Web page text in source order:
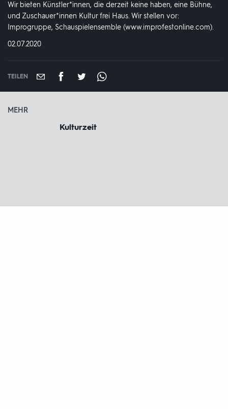
Wir bieten Künstler*innen, die derzeit keine haben, eine Bühne,
und Zuschauer*innen Kultur frei Haus. Wir stellen vor:
Improgruppe, Schauspielensemble (www.improfestonline.com).
DATUM:
02.07.2020
TEILEN
MEHR
Kulturzeit